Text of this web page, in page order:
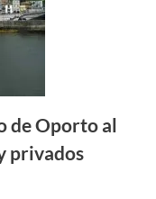
de Oporto al
privados